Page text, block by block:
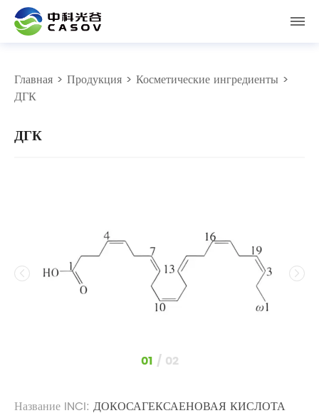
Главная > Продукция > Косметические ингредиенты >
ДГК
ДГК
1 / 2
Название INCI: ДОКОСАГЕКСАЕНОВАЯ КИСЛОТА